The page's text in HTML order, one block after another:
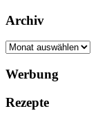
Archiv
Archiv
Werbung
Rezepte